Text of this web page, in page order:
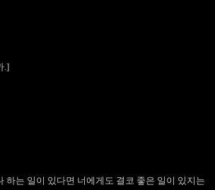
.]
하는 일이 있다면 너에게도 결코 좋은 일이 있지는